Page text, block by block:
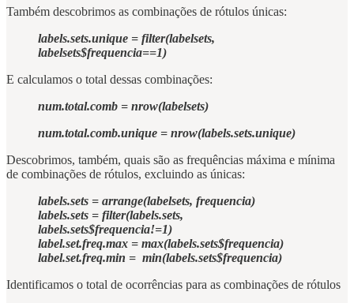
Também descobrimos as combinações de rótulos únicas:
labels.sets.unique = filter(labelsets,
labelsets$frequencia==1)
E calculamos o total dessas combinações:
num.total.comb = nrow(labelsets)
num.total.comb.unique = nrow(labels.sets.unique)
Descobrimos, também, quais são as frequências máxima e mínima
de combinações de rótulos, excluindo as únicas:
labels.sets = arrange(labelsets, frequencia)
labels.sets = filter(labels.sets,
labels.sets$frequencia!=1)
label.set.freq.max = max(labels.sets$frequencia)
label.set.freq.min = min(labels.sets$frequencia)
Identificamos o total de ocorrências para as combinações de rótulos